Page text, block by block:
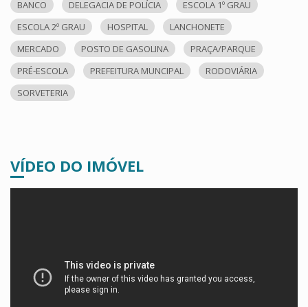
BANCO DELEGACIA DE POLÍCIA
ESCOLA 1º GRAU
ESCOLA 2º GRAU
HOSPITAL
LANCHONETE
MERCADO
POSTO DE GASOLINA
PRAÇA/PARQUE
PRÉ-ESCOLA
PREFEITURA MUNCIPAL
RODOVIÁRIA
SORVETERIA
VÍDEO DO IMÓVEL